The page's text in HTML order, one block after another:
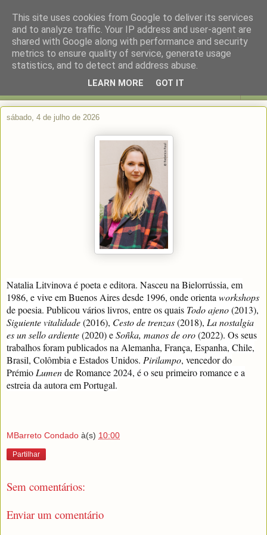
sábado, 4 de julho de 2026
Natalia Litvinova é poeta e editora. Nasceu na Bielorrússia, em
1986, e vive em Buenos Aires desde 1996, onde orienta workshops
de poesia. Publicou vários livros, entre os quais Todo ajeno(2013),
Siguiente vitalidade(2016), Cesto de trenzas(2018), La nostalgia
es un sello ardiente(2020) eSoñka, manos de oro(2022). Os seus
trabalhos foram publicados na Alemanha, França, Espanha, Chile,
Brasil, Colômbia e Estados Unidos. Pirilampo, vencedor do
Prémio Lumende Romance 2024, é o seu primeiro romance e a
estreia da autora em Portugal.
MBarreto Condado à(s) 10:00
Partilhar
Sem comentários:
Enviar um comentário
This site uses cookies from Google to deliver its services
and to analyze traffic. Your IP address and user-agent are
shared with Google along with performance and security
metrics to ensure quality of service, generate usage
statistics, and to detect and address abuse.
LEARN MORE GOT IT